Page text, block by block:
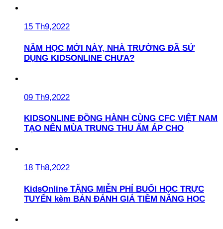
15 Th9,2022
NĂM HỌC MỚI NÀY, NHÀ TRƯỜNG ĐÃ SỬ
DỤNG KIDSONLINE CHƯA?
09 Th9,2022
KIDSONLINE ĐỒNG HÀNH CÙNG CFC VIỆT NAM
TẠO NÊN MÙA TRUNG THU ẤM ÁP CHO
18 Th8,2022
KidsOnline TẶNG MIỄN PHÍ BUỔI HỌC TRỰC
TUYẾN kèm BẢN ĐÁNH GIÁ TIỀM NĂNG HỌC